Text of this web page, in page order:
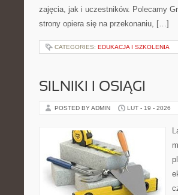
zajęcia, jak i uczestników. Polecamy
strony opiera się na przekonaniu, […]
CATEGORIES: EDUKACJA I SZKOLENIA
SILNIKI I OSIĄGI
POSTED BY ADMIN LUT - 19 - 2026